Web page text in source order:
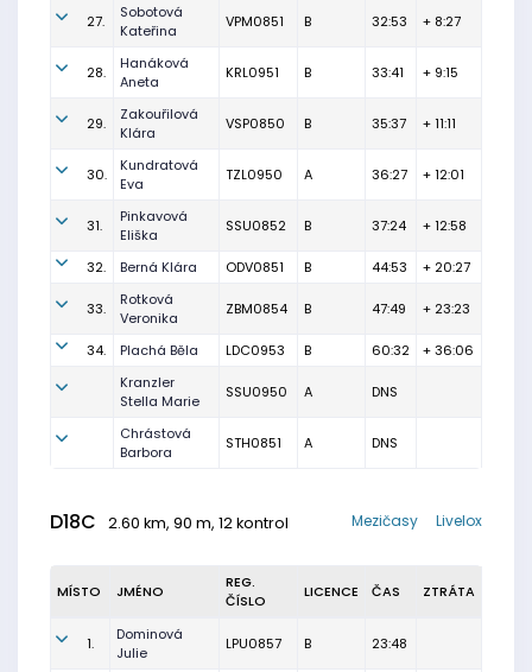
27.
Sobotová
Kateřina
VPM0851 B 32:53 + 8:27
28.
Hanáková
Aneta
KRL0951 B 33:41 + 9:15
29.
Zakouřilová
Klára
VSP0850 B 35:37 + 11:11
30.
Kundratová
Eva
TZL0950 A 36:27 + 12:01
31.
Pinkavová
Eliška
SSU0852 B 37:24 + 12:58
32. Berná Klára ODV0851 B 44:53 + 20:27
33.
Rotková
Veronika
ZBM0854 B 47:49 + 23:23
34. Plachá Běla LDC0953 B 60:32
+ 36:06
Kranzler
Stella Marie
SSU0950 A DNS
Chrástová
Barbora
STH0851 A DNS
D18C 2.60 km, 90 m, 12 kontrol Livelox
Mezičasy
MÍSTO JMÉNO
REG.
ČÍSLO
LICENCE ČAS ZTRÁTA
1.
Dominová
Julie
LPU0857 B 23:48